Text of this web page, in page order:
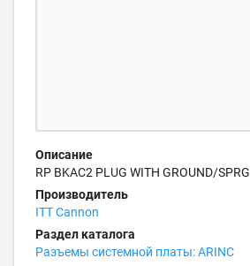
Описание
RP BKAC2 PLUG WITH GROUND/SPRG
Производитель
ITT Cannon
Раздел каталога
Разъемы системной платы: ARINC